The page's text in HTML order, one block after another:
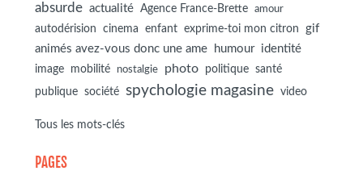
absurde actualité Agence France-Brette amour
autodérision cinema enfant exprime-toi mon citron
gif
animés avez-vous donc une ame
humour identité
image mobilité nostalgie photo politique
santé
publique
société spychologie magasine video
Tous les mots-clés
PAGES